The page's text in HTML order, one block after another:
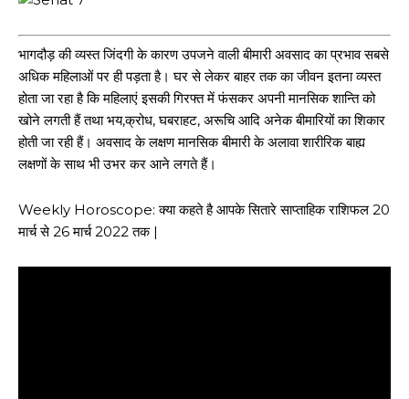
भागदौड़ की व्यस्त जिंदगी के कारण उपजने वाली बीमारी अवसाद का प्रभाव सबसे
अधिक महिलाओं पर ही पड़ता है। घर से लेकर बाहर तक का जीवन इतना व्यस्त
होता जा रहा है कि महिलाएं इसकी गिरफ्त में फंसकर अपनी मानसिक शान्ति को
खोने लगती हैं तथा भय,क्रोध, घबराहट, अरूचि आदि अनेक बीमारियों का शिकार
होती जा रही हैं। अवसाद के लक्षण मानसिक बीमारी के अलावा शारीरिक बाह्य
लक्षणों के साथ भी उभर कर आने लगते हैं।
Weekly Horoscope: क्या कहते है आपके सितारे साप्ताहिक राशिफल 20
मार्च से 26 मार्च 2022 तक |